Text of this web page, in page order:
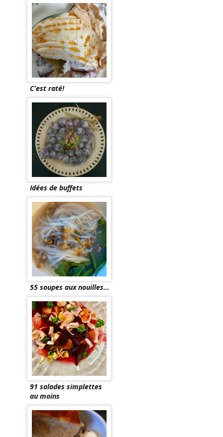
C’est raté!
Idées de buffets
55 soupes aux nouilles…
91 salades simplettes
au moins